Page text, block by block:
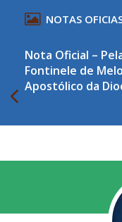
NOTAS
Nota Oficial –
Fontinele de
Apostólico da